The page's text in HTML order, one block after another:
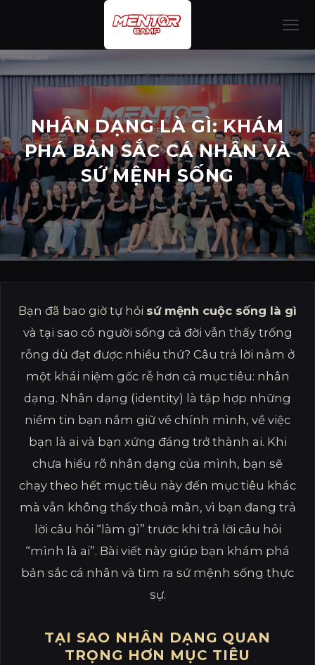
nội
dung
NHÂN DẠNG LÀ GÌ: KHÁM
PHÁ BẢN SẮC CÁ NHÂN VÀ
SỨ MỆNH SỐNG
Bạn đã bao giờ tự hỏi sứ mệnh cuộc sống là gì
và tại sao có người sống cả đời vẫn thấy trống
rỗng dù đạt được nhiều thứ? Câu trả lời nằm ở
một khái niệm gốc rễ hơn cả mục tiêu: nhân
dạng. Nhân dạng (identity) là tập hợp những
niềm tin bạn nắm giữ về chính mình, về việc
bạn là ai và bạn xứng đáng trở thành ai. Khi
chưa hiểu rõ nhân dạng của mình, bạn sẽ
chạy theo hết mục tiêu này đến mục tiêu khác
mà vẫn không thấy thoả mãn, vì bạn đang trả
lời câu hỏi “làm gì” trước khi trả lời câu hỏi
“mình là ai”. Bài viết này giúp bạn khám phá
bản sắc cá nhân và tìm ra sứ mệnh sống thực
sự.
TẠI SAO NHÂN DẠNG QUAN
TRỌNG HƠN MỤC TIÊU